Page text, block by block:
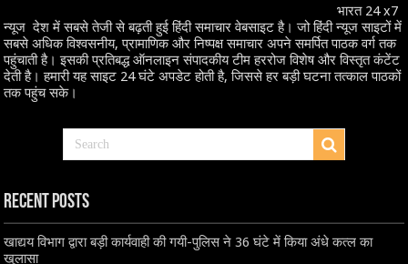
भारत 24 x7
न्यूज देश में सबसे तेजी से बढ़ती हुई हिंदी समाचार वेबसाइट है। जो हिंदी न्यूज साइटों में
सबसे अधिक विश्वसनीय, प्रामाणिक और निष्पक्ष समाचार अपने समर्पित पाठक वर्ग तक
पहुंचाती है। इसकी प्रतिबद्ध ऑनलाइन संपादकीय टीम हररोज विशेष और विस्तृत कंटेंट
देती है। हमारी यह साइट 24 घंटे अपडेट होती है, जिससे हर बड़ी घटना तत्काल पाठकों
तक पहुंच सके।
Recent Posts
खाद्यय विभाग द्वारा बड़ी कार्यवाही की गयी-पुलिस ने 36 घंटे में किया अंधे कत्ल का
खुलासा